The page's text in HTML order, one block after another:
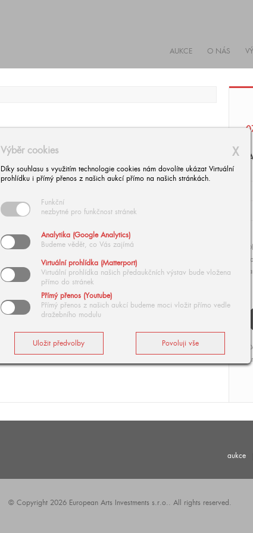
AUKCE O NÁS
X
Výběr cookies
Díky souhlasu s využitím technologie cookies nám dovolíte ukázat Virtuální
prohlídku i přímý přenos z našich aukcí přímo na našich stránkách.
Funkční
nezbytné pro funkčnost stránek
Analytika (Google Analytics)
Budeme vědět, co Vás zajímá
Virtuální prohlídka (Matterport)
Virtuální prohlídka našich předaukčních výstav bude vložena
přímo do stránek
Přímý přenos (Youtube)
Přímý přenos z našich aukcí budeme moci vložit přímo vedle
dražebního modulu
aukce
© Copyright 2026 European Arts Investments s.r.o.. All rights reserved.